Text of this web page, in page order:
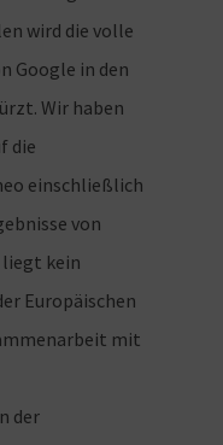
wird die volle
Google in den
Wir haben
die
einschließlich
von
liegt kein
Europäischen
mit
der